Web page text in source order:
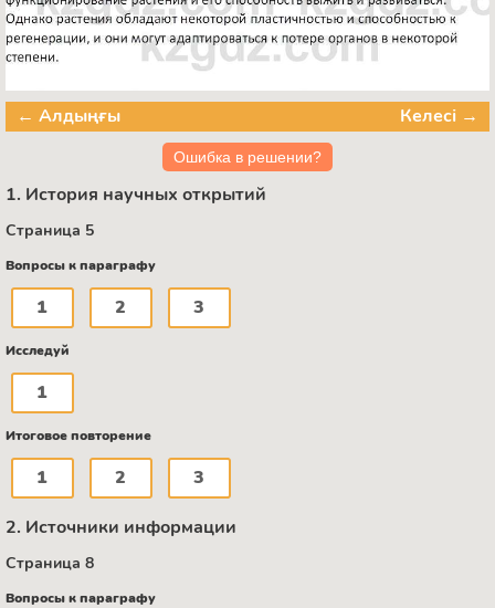
← Алдыңғы Келесі →
Ошибка в решении?
1. История научных открытий
Страница 5
Вопросы к параграфу
1 2 3
Исследуй
1
Итоговое повторение
1 2 3
2. Источники информации
Страница 8
Вопросы к параграфу